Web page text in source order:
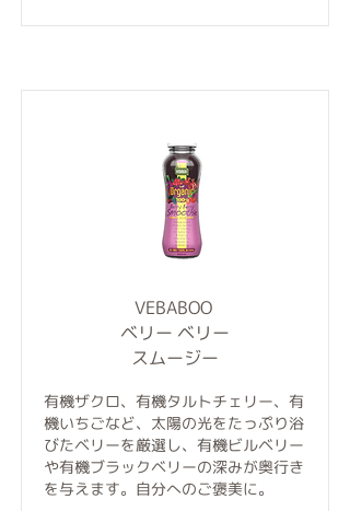
VEBABOO
ベリー ベリー
スムージー
有機ザクロ、有機タルトチェリー、有
機いちごなど、太陽の光をたっぷり浴
びたベリーを厳選し、有機ビルベリー
や有機ブラックベリーの深みが奥行き
を与えます。自分へのご褒美に。